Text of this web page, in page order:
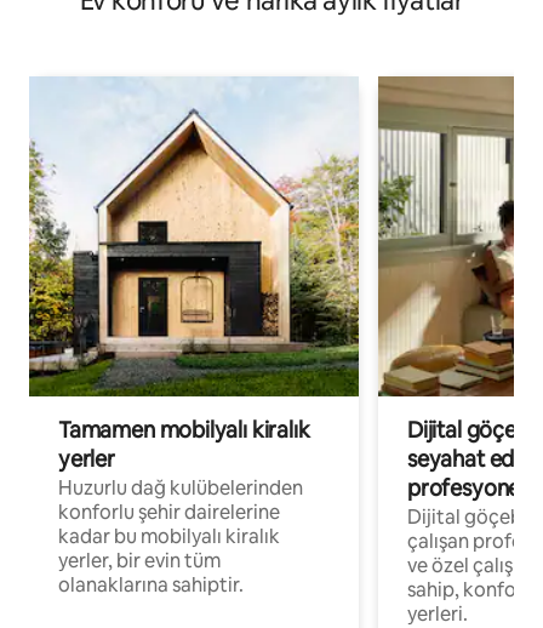
Tamamen mobilyalı kiralık
yerler
Huzurlu dağ kulübelerinden
konforlu şehir dairelerine
kadar bu mobilyalı kiralık
yerler, bir evin tüm
olanaklarına sahiptir.
Dijital
seyahat eden
Dijital
çalışan
ve özel
sahip,
yerleri.